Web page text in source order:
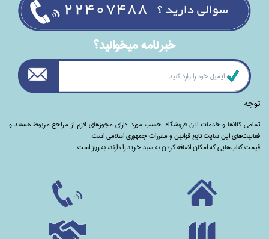
خبرنامه ميخوانيد؟
توجه
تمامی‌ کالاها و خدمات این فروشگاه، حسب مورد،‌ دارای مجوزهای لازم از مراجع مربوط هستند ‌و‌‌
فعالیت‌های این سایت تابع قوانین و مقررات جمهوری اسلامی است.
قیمت کتاب‌هایی که امکان اضافه کردن به سبد خرید را دارند،‌ به روز است.